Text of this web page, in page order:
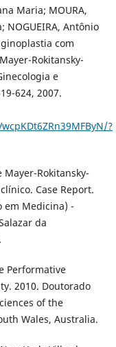
Maria; MOURA,
NOGUEIRA, Antônio
com
Rokitansky-
e
624, 2007.
?
Rokitansky-
Case Report.
em Medicina) -
da
Performative
2010. Doutorado
of the
Wales, Australia.